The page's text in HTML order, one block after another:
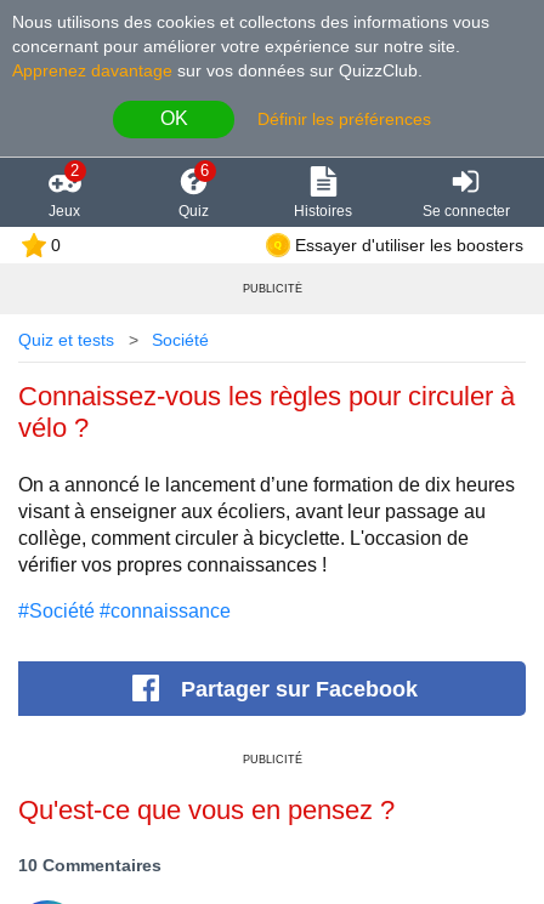
Nous utilisons des cookies et collectons des informations vous
concernant pour améliorer votre expérience sur notre site
Apprenez davantage sur vos données sur QuizzClub.
OK Définir les préférences
2
Jeux
6
Quiz Histoires Se connecter
0 Essayer d'utiliser les boosters
PUBLICITÉ
Quiz et tests Société
Connaissez-vous les règles pour circuler à
vélo ?
On a annoncé le lancement d’une formation de dix heures
visant à enseigner aux écoliers, avant leur passage au
collège, comment circuler à bicyclette. L'occasion de
vérifier vos propres connaissances !
#Société #connaissance
Partager sur Facebook
PUBLICITÉ
Qu'est-ce que vous en pensez ?
10 Commentaires